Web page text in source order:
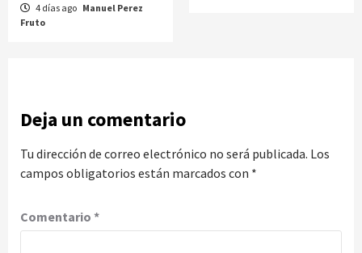
4 días ago Manuel Perez
Fruto
Deja un comentario
Tu dirección de correo electrónico no será publicada. Los
campos obligatorios están marcados con *
Comentario *